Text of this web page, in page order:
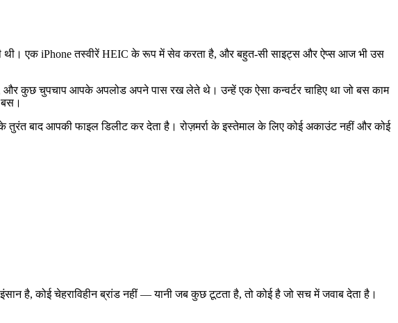
थी। एक iPhone तस्वीरें HEIC के रूप में सेव करता है, और बहुत-सी साइट्स और ऐप्स आज भी उस
कुछ चुपचाप आपके अपलोड अपने पास रख लेते थे। उन्हें एक ऐसा कन्वर्टर चाहिए था जो बस काम
बाद आपकी फाइल डिलीट कर देता है। रोज़मर्रा के इस्तेमाल के लिए कोई अकाउंट नहीं और कोई
कोई चेहराविहीन ब्रांड नहीं — यानी जब कुछ टूटता है, तो कोई है जो सच में जवाब देता है।